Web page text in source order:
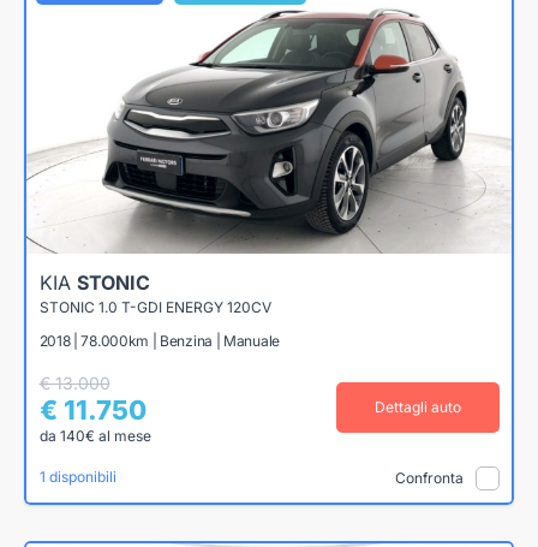
KIA STONIC
STONIC 1.0 T-GDI ENERGY 120CV
2018 | 78.000km | Benzina | Manuale
€ 13.000
€ 11.750
da 140€ al mese
Dettagli auto
1 disponibili Confronta